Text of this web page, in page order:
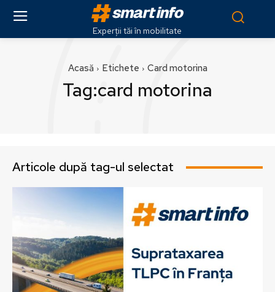
Experții tăi în mobilitate
Acasă Etichete Card motorina
Tag:card motorina
Articole după tag-ul selectat